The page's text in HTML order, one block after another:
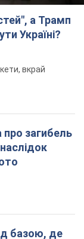
базою, де